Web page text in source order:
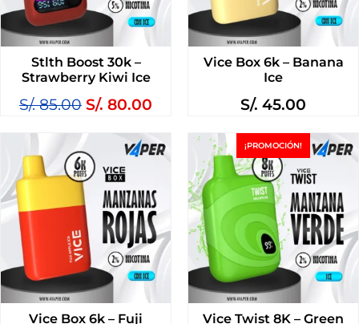
Stlth Boost 30k –
Strawberry Kiwi Ice
S/.85.00 S/. 80.00
Vice Box 6k – Banana
Ice
S/. 45.00
Vice Box 6k – Fuji
¡PROMOCIÓN!
Vice Twist 8K – Green